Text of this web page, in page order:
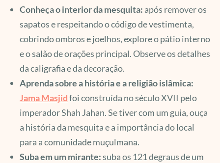
Conheça o interior da mesquita: após remover os
sapatos e respeitando o código de vestimenta,
cobrindo ombros e joelhos, explore o pátio interno
e o salão de orações principal. Observe os detalhes
da caligrafia e da decoração.
Aprenda sobre a história e a religião islâmica:
Jama Masjidfoi construída no século XVII pelo
imperador Shah Jahan. Se tiver com um guia, ouça
a história da mesquita e a importância do local
para a comunidade muçulmana.
Suba em um mirante:suba os 121 degraus de um